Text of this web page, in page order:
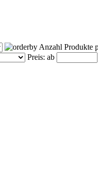
Anzahl Produkte
Preis: ab